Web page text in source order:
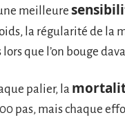
meilleure
la régularité de la
lors que l’on bouge
palier, la
pas, mais chaque